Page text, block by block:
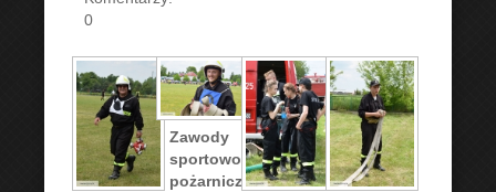
0
Zawody
sportowo-
pożarnicze,